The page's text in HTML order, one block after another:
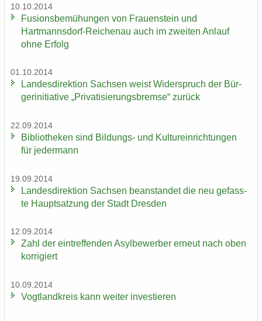
10.10.2014
Fu­si­ons­be­mü­hun­gen von Frau­en­stein und
Hartmannsdorf-​Reichenau auch im zwei­ten An­lauf
ohne Er­folg
01.10.2014
Lan­des­di­rek­ti­on Sach­sen weist Wi­der­spruch der Bür­
ger­initia­ti­ve „Pri­va­ti­sie­rungs­brem­se“ zu­rück
22.09.2014
Bi­blio­the­ken sind Bildungs-​ und Kul­tur­ein­rich­tun­gen
für je­der­mann
19.09.2014
Lan­des­di­rek­ti­on Sach­sen be­an­stan­det die neu ge­fass­
te Haupt­sat­zung der Stadt Dres­den
12.09.2014
Zahl der ein­tref­fen­den Asyl­be­wer­ber er­neut nach oben
kor­ri­giert
10.09.2014
Vogt­land­kreis kann wei­ter in­ves­tie­ren